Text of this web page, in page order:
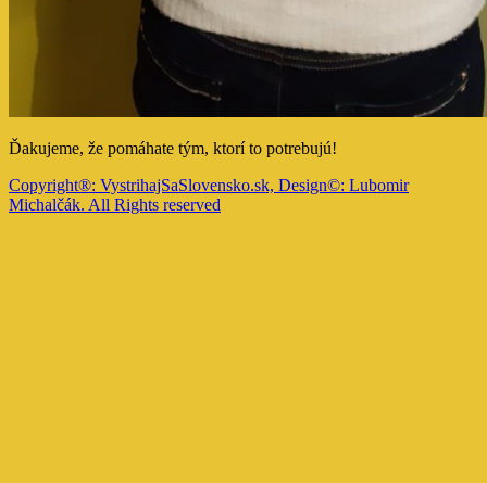
Ďakujeme, že pomáhate tým, ktorí to potrebujú!
Copyright®: VystrihajSaSlovensko.sk, Design©: Lubomir
Michalčák. All Rights reserved